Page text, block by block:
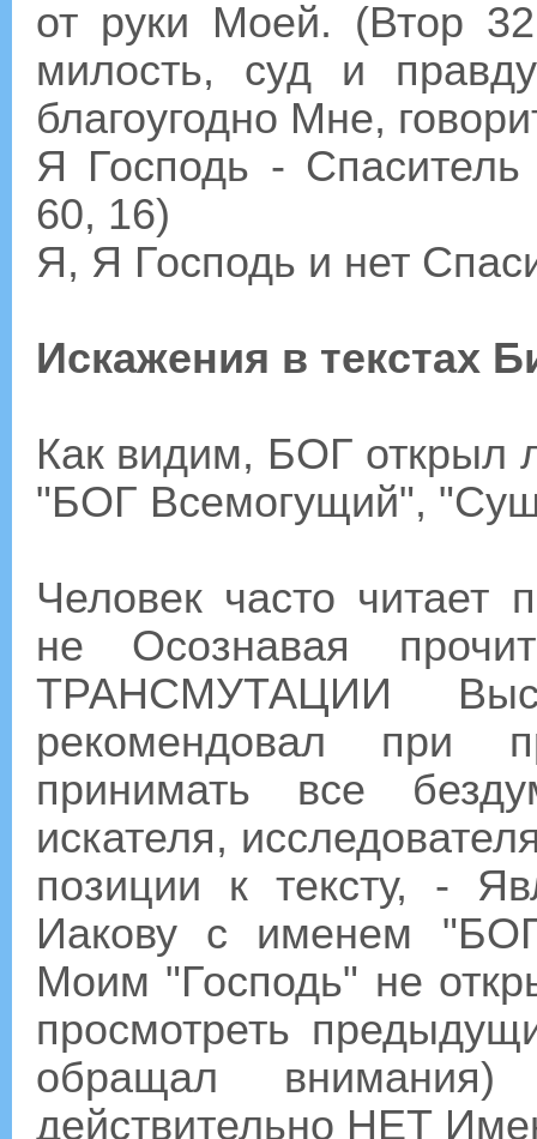
от руки Моей. (Втор
милость, суд и
благоугодно Мне,
Я Господь -
60, 16)
Я, Я Господь и нет
Искажения в текстах
Как видим, БОГ
"БОГ Всемогущий",
Человек часто читает
не Осознавая
ТРАНСМУТАЦИИ
рекомендовал при
принимать все
искателя,
позиции к тексту, -
Иакову с именем
Моим "Господь" не
просмотреть
обращал
действительно НЕТ